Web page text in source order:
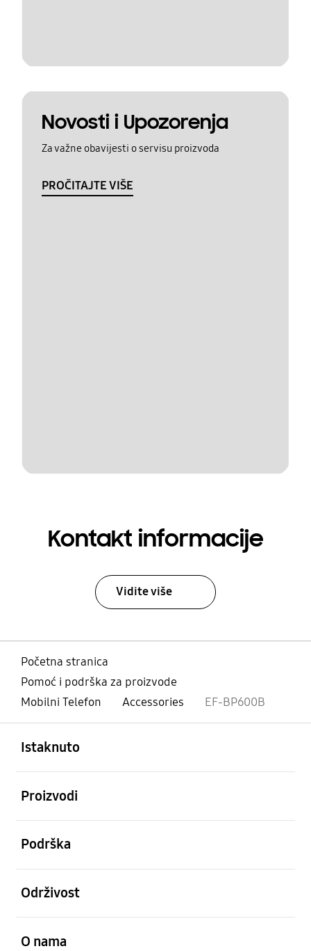
Novosti i Upozorenja
Za važne obavijesti o servisu proizvoda
PROČITAJTE VIŠE
Kontakt informacije
Vidite više
Početna stranica
Pomoć i podrška za proizvode
Mobilni Telefon
Accessories EF-BP600B
Istaknuto
Proizvodi
Podrška
Održivost
O nama